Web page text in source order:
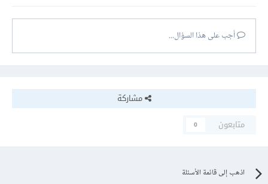
أجب على هذا السؤال...
مشاركة
متابعون
0
اذهب إلى قائمة الأسئلة